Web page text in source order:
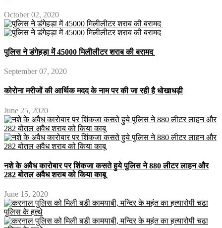
October 02, 2020
पुलिस ने डंगेहड़ा में 45000 मिलीलीटर शराब की बरामद
September 07, 2020
कोरोना मरीजों की आर्थिक मदद के नाम पर की जा रही है धोखाधड़ी
June 25, 2020
नशे के अवैध कारोबार पर शिंकजा कसते हुये पुलिस ने 880 लीटर लाहन और
282 बोतल अवैध शराब को किया काबू
June 15, 2020